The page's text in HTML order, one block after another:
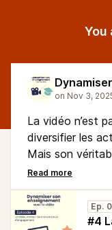
You
La vidéo n’est
diversifier les
Mais son
favorise
Dans cet
Ep.
#4